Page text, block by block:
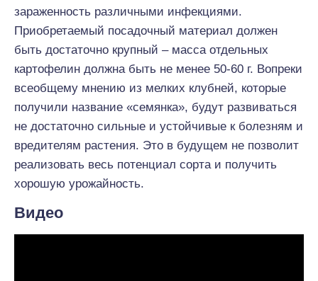
зараженность различными инфекциями.
Приобретаемый посадочный материал должен
быть достаточно крупный – масса отдельных
картофелин должна быть не менее 50-60 г. Вопреки
всеобщему мнению из мелких клубней, которые
получили название «семянка», будут развиваться
не достаточно сильные и устойчивые к болезням и
вредителям растения. Это в будущем не позволит
реализовать весь потенциал сорта и получить
хорошую урожайность.
Видео